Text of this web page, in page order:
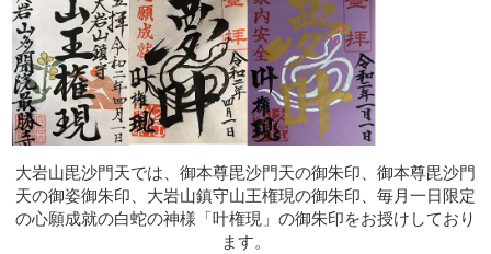
大岩山毘沙門天では、御本尊毘沙門天の御朱印、御本尊毘沙門
天の御姿御朱印、大岩山鎮守山王権現の御朱印、毎月一日限定
の心願成就の白蛇の神様「叶権現」の御朱印をお授けしており
ます。